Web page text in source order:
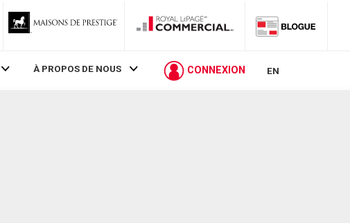
RLP
À PROPOS DE NOUS CONNEXION EN